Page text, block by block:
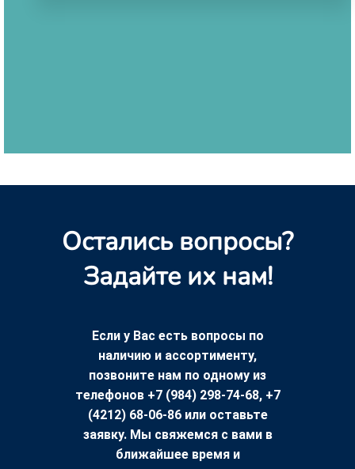
Остались вопросы?
Задайте их нам!
Если у Вас есть вопросы по
наличию и ассортименту,
позвоните нам по одному из
телефонов +7 (984) 298-74-68, +7
(4212) 68-06-86 или оставьте
заявку. Мы свяжемся с вами в
ближайшее время и